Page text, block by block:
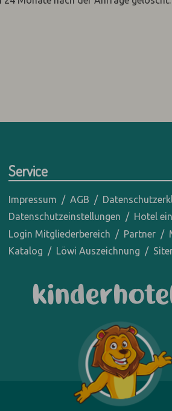
Service
Impressum AGB
Datenschutzeinstellungen
Hotel
Login Mitgliederbereich
Partner
Katalog
Löwi Auszeichnung